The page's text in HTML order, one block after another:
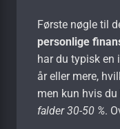
Første nøgle til
personlige
har du typisk en
år eller mere,
men kun hvis du
falder 30-50 %.